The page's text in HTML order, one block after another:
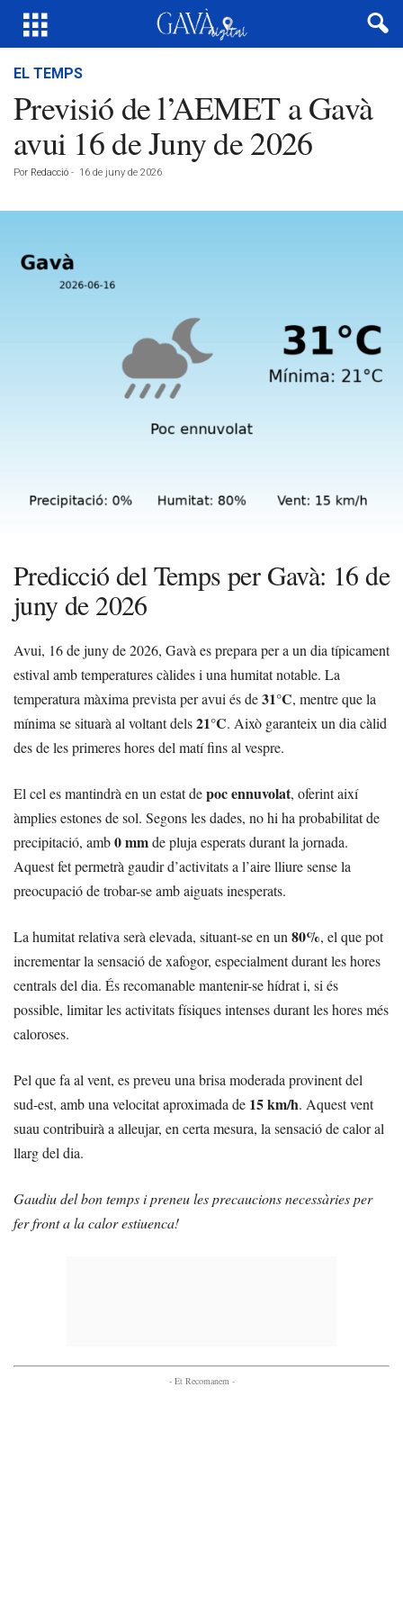
EL TEMPS
Previsió de l’AEMET a Gavà
avui 16 de Juny de 2026
Por Redacció - 16 de juny de 2026
Predicció del Temps per Gavà: 16 de
juny de 2026
Avui, 16 de juny de 2026, Gavà es prepara per a un dia típicament
estival amb temperatures càlides i una humitat notable. La
temperatura màxima prevista per avui és de31°C, mentre que la
mínima se situarà al voltant dels21°C. Això garanteix un dia càlid
des de les primeres hores del matí fins al vespre.
El cel es mantindrà en un estat depoc ennuvolat, oferint així
àmplies estones de sol. Segons les dades, no hi ha probabilitat de
precipitació, amb0 mmde pluja esperats durant la jornada.
Aquest fet permetrà gaudir d’activitats a l’aire lliure sense la
preocupació de trobar-se amb aiguats inesperats.
La humitat relativa serà elevada, situant-se en un80%, el que pot
incrementar la sensació de xafogor, especialment durant les hores
centrals del dia. És recomanable mantenir-se hídrat i, si és
possible, limitar les activitats físiques intenses durant les hores més
caloroses.
Pel que fa al vent, es preveu una brisa moderada provinent del
sud-est, amb una velocitat aproximada de 15 km/h. Aquest vent
suau contribuirà a alleujar, en certa mesura, la sensació de calor al
llarg del dia.
Gaudiu del bon temps i preneu les precaucions necessàries per
fer front a la calor estiuenca!
- Et Recomanem -